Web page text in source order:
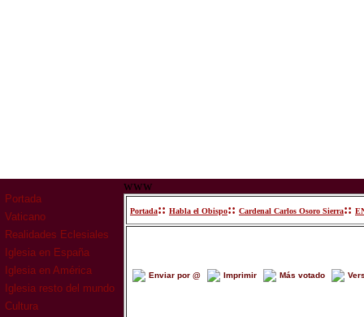
Portada
Vaticano
Realidades Eclesiales
Iglesia en España
Iglesia en América
Iglesia resto del mundo
Cultura
www
Portada:: Habla el Obispo:: Cardenal Carlos Osoro Sierra::
Enviar por @ Imprimir Más votado